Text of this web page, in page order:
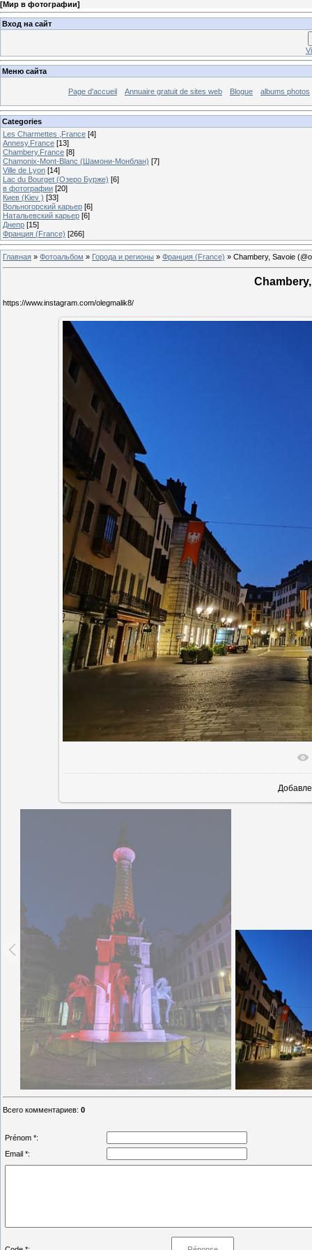
[Мир в фотографии]
Вход на сайт
Меню сайта
Page d'accueil Annuaire gratuit de sites web Blogue albums photos
Categories
Les Charmettes ,France [4]
Annesy.France [13]
Chambery.France [8]
Chamonix-Mont-Blanc (Шамони-Монблан) [7]
Ville de Lyon [14]
Lac du Bourget (Озеро Бурже) [6]
в фотографии [20]
Киев (Kiev ) [33]
Вольногорский карьер [6]
Натальевский карьер [6]
Днепр [15]
Франция (France) [266]
Главная » Фотоальбом » Города и регионы » Франция (France) » Chambery, Savoie
https://www.instagram.com/olegmalik8/
В
Всего комментариев: 0
Prénom *:
Email *: